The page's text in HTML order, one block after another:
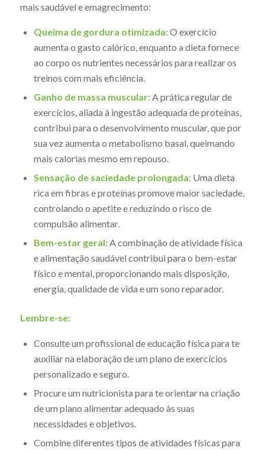
mais saudável e emagrecimento:
Queima de gordura otimizada:O exercício
aumenta o gasto calórico, enquanto a dieta fornece
ao corpo os nutrientes necessários para realizar os
treinos com mais eficiência.
Ganho de massa muscular:A prática regular de
exercícios, aliada à ingestão adequada de proteínas,
contribui para o desenvolvimento muscular, que por
sua vez aumenta o metabolismo basal, queimando
mais calorias mesmo em repouso.
Sensação de saciedade prolongada:Uma dieta
rica em fibras e proteínas promove maior saciedade,
controlando o apetite e reduzindo o risco de
compulsão alimentar.
Bem-estar geral:A combinação de atividade física
e alimentação saudável contribui para o bem-estar
físico e mental, proporcionando mais disposição,
energia, qualidade de vida e um sono reparador.
Lembre-se:
Consulte um profissional de educação física para te
auxiliar na elaboração de um plano de exercícios
personalizado e seguro.
Procure um nutricionista para te orientar na criação
de um plano alimentar adequado às suas
necessidades e objetivos.
Combine diferentes tipos de atividades físicas para